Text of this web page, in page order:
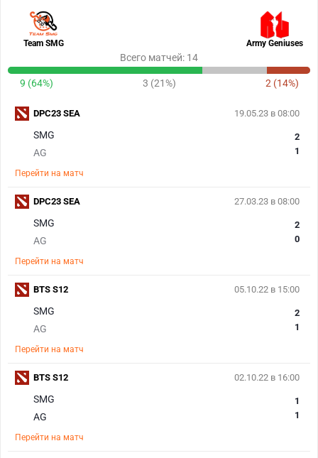
Team SMG Army Geniuses
Всего матчей: 14
9 (64%) 3 (21%) 2 (14%)
19.05.23 в 08:00
SMG
AG
2
1
Перейти на матч
DPC23 SEA
27.03.23 в 08:00
SMG
AG
2
0
Перейти на матч
DPC23 SEA
05.10.22 в 15:00
SMG
AG
2
1
Перейти на матч
BTS S12
02.10.22 в 16:00
SMG
AG
1
1
Перейти на матч
BTS S12